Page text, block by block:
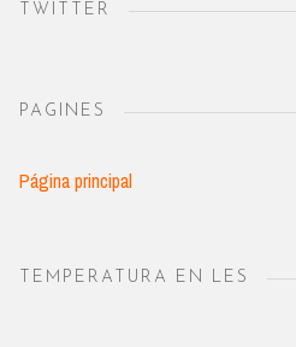
TWITTER
PAGINES
Página principal
TEMPERATURA EN LES